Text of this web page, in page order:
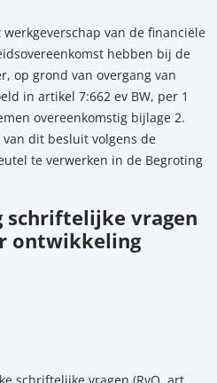
van de financiële
hebben bij de
op grond van overgang van
in artikel 7:662 ev BW, per 1
overeenkomstig bijlage 2.
dit besluit volgens de
te verwerken in de Begroting
schriftelijke vragen
ontwikkeling